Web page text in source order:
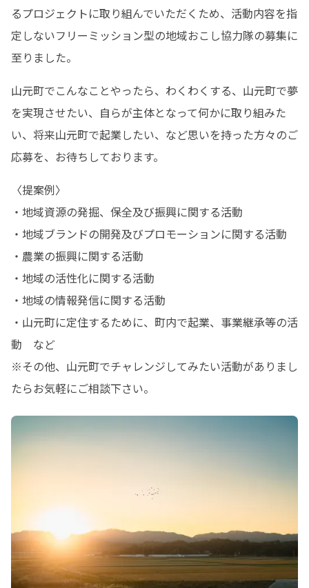
るプロジェクトに取り組んでいただくため、活動内容を指
定しないフリーミッション型の地域おこし協力隊の募集に
至りました。
山元町でこんなことやったら、わくわくする、山元町で夢
を実現させたい、自らが主体となって何かに取り組みた
い、将来山元町で起業したい、など思いを持った方々のご
応募を、お待ちしております。
〈提案例〉
・地域資源の発掘、保全及び振興に関する活動
・地域ブランドの開発及びプロモーションに関する活動
・農業の振興に関する活動
・地域の活性化に関する活動
・地域の情報発信に関する活動
・山元町に定住するために、町内で起業、事業継承等の活
動　など
※その他、山元町でチャレンジしてみたい活動がありまし
たらお気軽にご相談下さい。